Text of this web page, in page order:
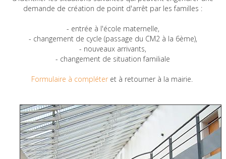
demande de création de point d'arrêt par les familles :
- entrée à l'école maternelle,
- changement de cycle (passage du CM2 à la 6ème),
- nouveaux arrivants,
- changement de situation familiale
Formulaire à compléteret à retourner à la mairie.